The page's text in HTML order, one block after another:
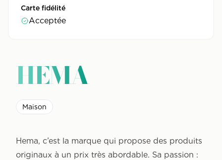
Carte fidélité
Acceptée
HEMA
Maison
Hema, c’est la marque qui propose des produits
originaux à un prix très abordable. Sa passion :